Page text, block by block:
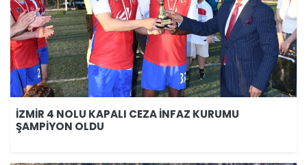
İZMİR 4 NOLU KAPALI CEZA İNFAZ KURUMU
ŞAMPİYON OLDU